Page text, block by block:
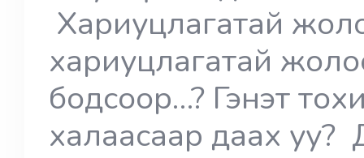
Хариуцлагатай
хариуцлагатай
бодсоор…? Гэнэт
халаасаар даах уу?